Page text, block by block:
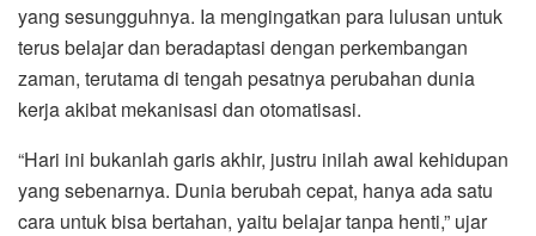
yang sesungguhnya. Ia mengingatkan para lulusan untuk
terus belajar dan beradaptasi dengan perkembangan
zaman, terutama di tengah pesatnya perubahan dunia
kerja akibat mekanisasi dan otomatisasi.
“Hari ini bukanlah garis akhir, justru inilah awal kehidupan
yang sebenarnya. Dunia berubah cepat, hanya ada satu
cara untuk bisa bertahan, yaitu belajar tanpa henti,” ujar